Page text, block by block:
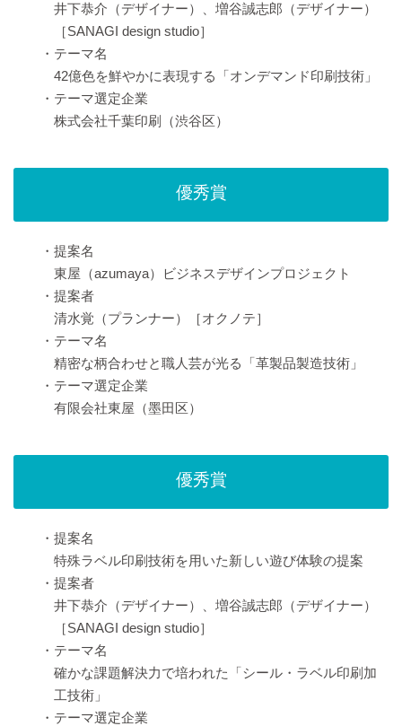
井下恭介（デザイナー）、増谷誠志郎（デザイナー）
［SANAGI design studio］
・テーマ名
42億色を鮮やかに表現する「オンデマンド印刷技術」
・テーマ選定企業
株式会社千葉印刷（渋谷区）
優秀賞
・提案名
東屋（azumaya）ビジネスデザインプロジェクト
・提案者
清水覚（プランナー）［オクノテ］
・テーマ名
精密な柄合わせと職人芸が光る「革製品製造技術」
・テーマ選定企業
有限会社東屋（墨田区）
優秀賞
・提案名
特殊ラベル印刷技術を用いた新しい遊び体験の提案
・提案者
井下恭介（デザイナー）、増谷誠志郎（デザイナー）
［SANAGI design studio］
・テーマ名
確かな課題解決力で培われた「シール・ラベル印刷加
工技術」
・テーマ選定企業